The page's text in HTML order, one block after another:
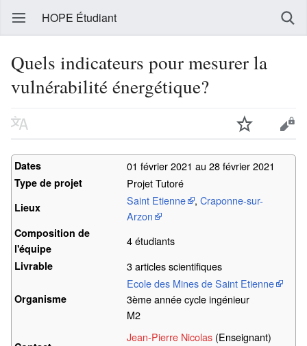
HOPE Étudiant
Quels indicateurs pour mesurer la
vulnérabilité énergétique?
Dates 01 février 2021 au 28 février 2021
Type de projet Projet Tutoré
Lieux Saint Etienne , Craponne-sur-
Arzon
Composition de
l'équipe
4 étudiants
Livrable 3 articles scientifiques
Organisme
Ecole des Mines de Saint Etienne
3ème année cycle ingénieur
M2
Jean-Pierre Nicolas(Enseignant)